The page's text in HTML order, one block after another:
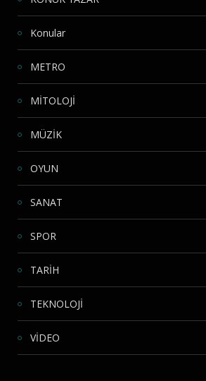
Konular
METRO
MİTOLOJİ
MÜZİK
OYUN
SANAT
SPOR
TARİH
TEKNOLOJİ
VİDEO